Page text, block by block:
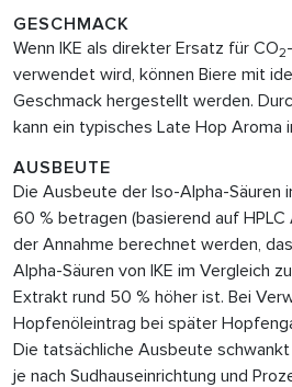
GESCHMACK
Wenn IKE als direkter Ersatz für CO2
verwendet wird, können Biere mit
Geschmack hergestellt werden.
kann ein typisches Late Hop Aroma
AUSBEUTE
Die Ausbeute der Iso-Alpha-Säuren
60 % betragen (basierend auf HPLC
der Annahme berechnet werden,
Alpha-Säuren von IKE im Vergleich
Extrakt rund 50 % höher ist. Bei
Hopfenöleintrag bei später
Die tatsächliche Ausbeute schwankt
je nach Sudhauseinrichtung und